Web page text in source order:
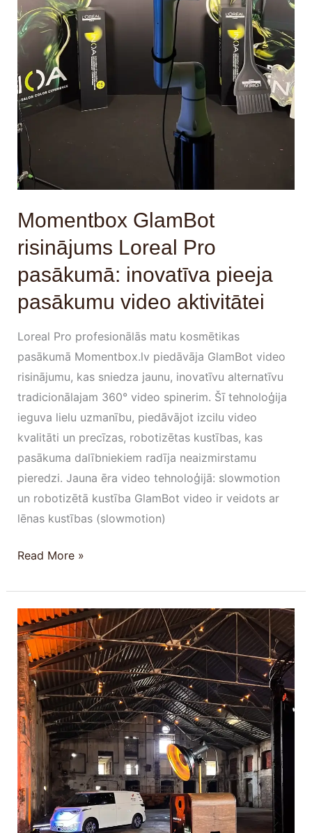
Momentbox GlamBot
risinājums Loreal Pro
pasākumā: inovatīva pieeja
pasākumu video aktivitātei
Loreal Pro profesionālās matu kosmētikas
pasākumā Momentbox.lv piedāvāja GlamBot video
risinājumu, kas sniedza jaunu, inovatīvu alternatīvu
tradicionālajam 360° video spinerim. Šī tehnoloģija
ieguva lielu uzmanību, piedāvājot izcilu video
kvalitāti un precīzas, robotizētas kustības, kas
pasākuma dalībniekiem radīja neaizmirstamu
pieredzi. Jauna ēra video tehnoloģijā: slowmotion
un robotizētā kustība GlamBot video ir veidots ar
lēnas kustības (slowmotion)
video
aktivitātei
Read More »
Foto
kastes
noma
pasākumiem